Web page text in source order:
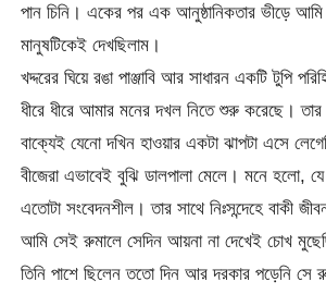
পান চিনি। একের পর এক আনুষ্ঠানিকতার ভীড়ে
মানুষটিকেই দেখছিলাম।
খদ্দরের ঘিয়ে রঙা পাঞ্জাবি আর সাধারন একটি টুপি
ধীরে ধীরে আমার মনের দখল নিতে শুরু করেছে।
বাক্যেই যেনো দখিন হাওয়ার একটা ঝাপটা এসে
বীজেরা এভাবেই বুঝি ডালপালা মেলে। মনে হলো,
এতোটা সংবেদনশীল। তার সাথে নিঃসন্দেহে বাকী
আমি সেই রুমালে সেদিন আয়না না দেখেই চোখ
তিনি পাশে ছিলেন ততো দিন আর দরকার পড়েনি